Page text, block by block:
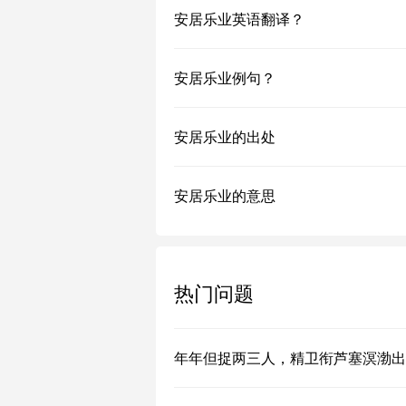
安居乐业英语翻译？
安居乐业例句？
安居乐业的出处
安居乐业的意思
热门问题
年年但捉两三人，精卫衔芦塞溟渤